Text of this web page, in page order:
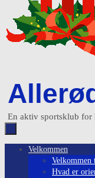
En aktiv sportsklub for
Skip
Velkommen
Hvad er